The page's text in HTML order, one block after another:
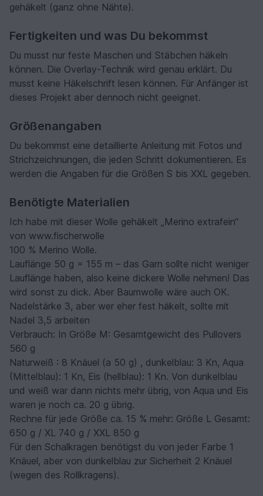
gehäkelt (ganz ohne Nähte).
Fertigkeiten und was Du bekommst
Du musst nur feste Maschen und Stäbchen häkeln
können. Die Overlay-Technik wird genau erklärt. Du
musst keine Häkelschrift lesen können. Für Anfänger ist
dieses Projekt aber dennoch nicht geeignet.
Größenangaben
Du bekommst eine detaillierte Anleitung mit Fotos und
Strichzeichnungen, die jeden Schritt dokumentieren. Es
werden die Angaben für die Größen S bis XXL gegeben.
Benötigte Materialien
Ich habe mit dieser Wolle gehäkelt „Merino extrafein“
von www.fischerwolle
100 % Merino Wolle.
Lauflänge 50 g = 155 m – das Garn sollte nicht weniger
Lauflänge haben, also keine dickere Wolle nehmen! Das
wird sonst zu dick. Aber Baumwolle wäre auch OK.
Nadelstärke 3, aber wer eher fest häkelt, sollte mit
Nadel 3,5 arbeiten
Verbrauch: In Größe M: Gesamtgewicht des Pullovers
560 g
Naturweiß : 8 Knäuel (a 50 g) , dunkelblau: 3 Kn, Aqua
(Mittelblau): 1 Kn, Eis (hellblau): 1 Kn. Von dunkelblau
und weiß war dann nichts mehr übrig, von Aqua und Eis
waren je noch ca. 20 g übrig.
Rechne für jede Größe ca. 15 % mehr: Größe L Gesamt:
650 g / XL 740 g / XXL 850 g
Für den Schalkragen benötigst du von jeder Farbe 1
Knäuel, aber von dunkelblau zur Sicherheit 2 Knäuel
(wegen des Rollkragens).